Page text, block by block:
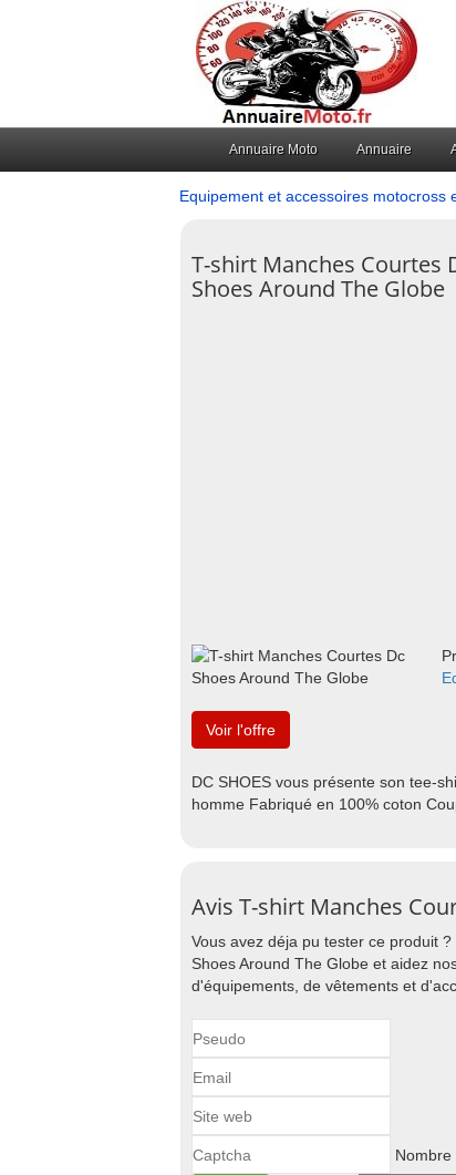
Annuaire Moto Annuaire
Equipement et accessoires motocross
T-shirt Manches Courtes
Shoes Around The Globe
Voir l'offre
DC SHOES vous présente son tee-
homme Fabriqué en 100% coton
Avis T-shirt Manches
Vous avez déja pu tester ce produit
Shoes Around The Globe et aidez
d'équipements, de vêtements et
Nombre